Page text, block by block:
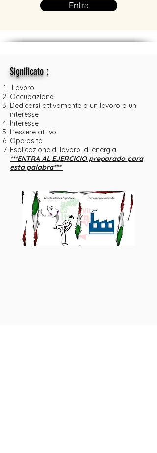
Entra
Significato:
Lavoro
Occupazione
Dedicarsi attivamente a un lavoro o un
interesse
Interesse
L'essere attivo
Operosità
Esplicazione di lavoro, di energia
***ENTRA AL EJERCICIO preparado para
esta palabra***